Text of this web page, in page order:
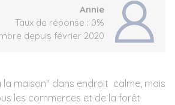
Annie
Taux de réponse : 0%
depuis février 2020
la maison" dans endroit calme, mais
les commerces et de la forêt